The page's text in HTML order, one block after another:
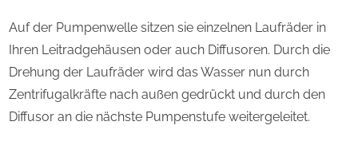
Auf der Pumpenwelle sitzen sie einzelnen Laufräder in
Ihren Leitradgehäusen oder auch Diffusoren. Durch die
Drehung der Laufräder wird das Wasser nun durch
Zentrifugalkräfte nach außen gedrückt und durch den
Diffusor an die nächste Pumpenstufe weitergeleitet.